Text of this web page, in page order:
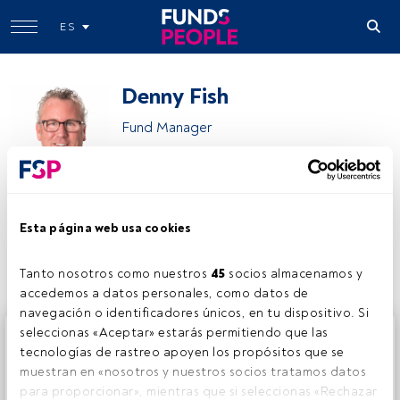
Esta página web usa cookies
Tanto nosotros como nuestros 45 socios almacenamos y
accedemos a datos personales, como datos de
navegación o identificadores únicos, en tu dispositivo. Si
seleccionas «Aceptar» estarás permitiendo que las
tecnologías de rastreo apoyen los propósitos que se
muestran en «nosotros y nuestros socios tratamos datos
para proporcionar», mientras que si seleccionas «Rechazar
ES
Denny Fish
Fund Manager
Compartir:
Este es un artículo exclusivo para los usuarios registrados
de FundsPeople. Si ya estás registrado, accede desde el
botón Login. Si aún no tienes cuenta, te invitamos a
registrarte y disfrutar de todo el universo que ofrece